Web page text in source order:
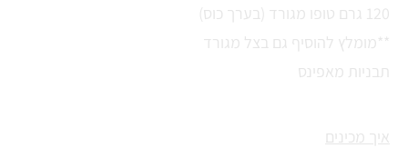
120 גרם טופו מגורד (בערך כוס)
**מומלץ להוסיף גם בצל מגורד
תבניות מאפינס
איך מכינים